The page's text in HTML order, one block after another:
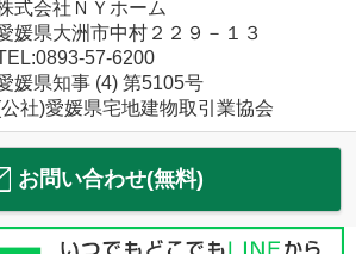
式会社ＮＹホーム
媛県大洲市中村２２９－１３
57-6200
媛県知事 (4) 第5105号
社)愛媛県宅地建物取引業協会
お問い合わせ(無料)